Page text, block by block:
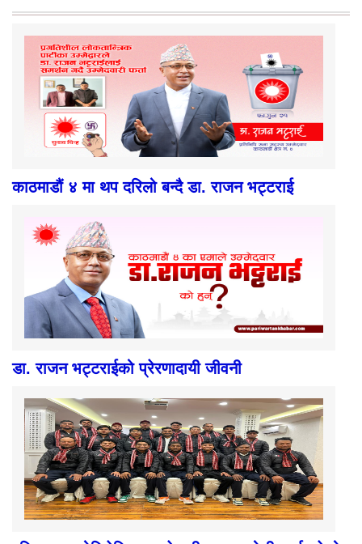
काठमाडौं ४ मा थप दरिलो बन्दै डा. राजन भट्टराई
डा. राजन भट्टराईको प्रेरणादायी जीवनी